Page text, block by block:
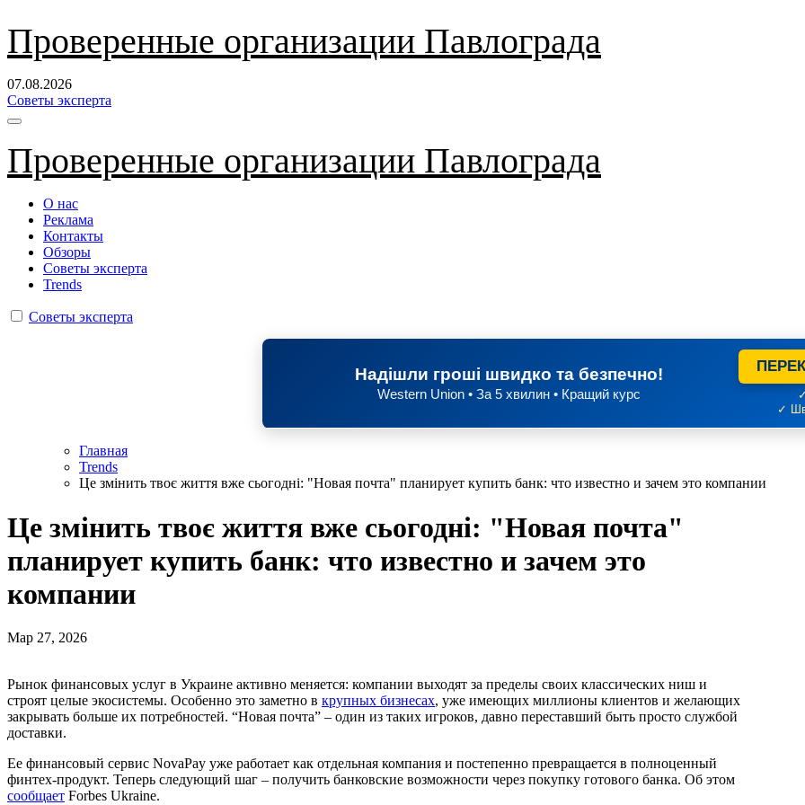
Перейти
содержанию
Проверенные организации Павлограда
07.08.2026
Советы эксперта
Проверенные организации Павлограда
О нас
Реклама
Контакты
Обзоры
Советы эксперта
Trends
Советы эксперта
Надішли гроші швидко та безпечно!
Western Union • За 5 хвилин • Кращий курс
✓
Главная
Trends
Це змінить твоє життя вже сьогодні: "Новая почта" планирует купить банк: что известно и зачем это компании
Це змінить твоє життя вже сьогодні: "Новая почта"
планирует купить банк: что известно и зачем это
компании
Мар 27, 2026
Рынок финансовых услуг в Украине активно меняется: компании выходят за пределы своих классических ниш и
строят целые экосистемы. Особенно это заметно в крупных бизнесах, уже имеющих миллионы клиентов и желающих
закрывать больше их потребностей. “Новая почта” – один из таких игроков, давно переставший быть просто службой
доставки.
Ее финансовый сервис NovaPay уже работает как отдельная компания и постепенно превращается в полноценный
финтех-продукт. Теперь следующий шаг – получить банковские возможности через покупку готового банка. Об этом
сообщает Forbes Ukraine.